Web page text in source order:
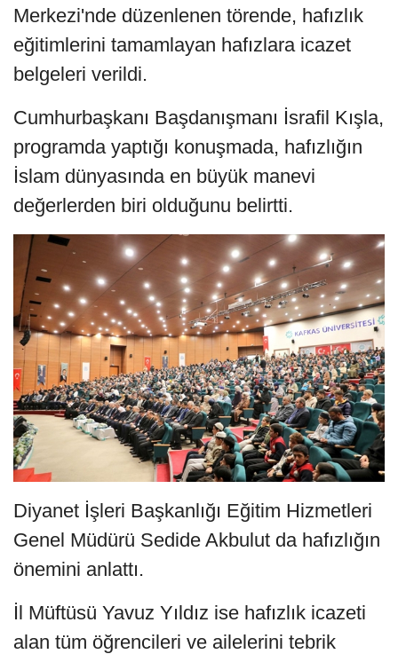
Merkezi'nde düzenlenen törende, hafızlık
eğitimlerini tamamlayan hafızlara icazet
belgeleri verildi.
Cumhurbaşkanı Başdanışmanı İsrafil Kışla,
programda yaptığı konuşmada, hafızlığın
İslam dünyasında en büyük manevi
değerlerden biri olduğunu belirtti.
Diyanet İşleri Başkanlığı Eğitim Hizmetleri
Genel Müdürü Sedide Akbulut da hafızlığın
önemini anlattı.
İl Müftüsü Yavuz Yıldız ise hafızlık icazeti
alan tüm öğrencileri ve ailelerini tebrik